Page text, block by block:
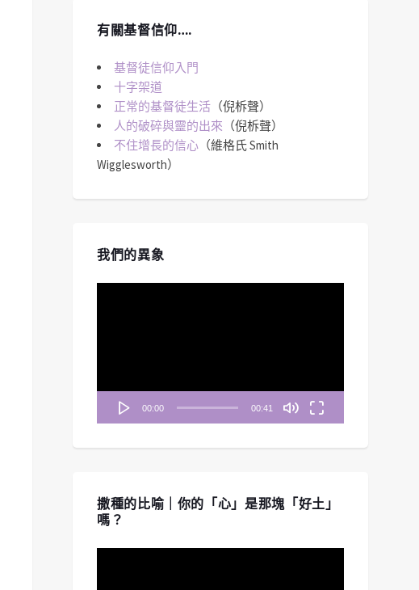
有關基督信仰….
基督徒信仰入門
十字架道
正常的基督徒生活 （倪柝聲）
人的破碎與靈的出來 （倪柝聲）
不住增長的信心 （維格氏 Smith
Wigglesworth）
我們的異象
00:00 00:41
撒種的比喻｜你的「心」是那塊「好土」
嗎？